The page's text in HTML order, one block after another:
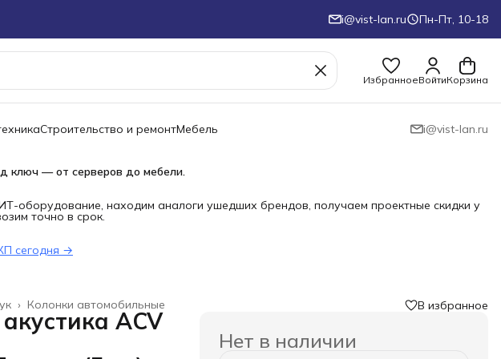
i@vist-lan.ru Пн-Пт, 10-18
ИзбранноеВойтиКорзина
Строительство и ремонтМебель i@vist-lan.ru
ключ — от серверов до мебели.
оборудование, находим аналоги ушедших брендов, получаем проектные скидки у
точно в срок.
сегодня →
Колонки автомобильные
›
ACV
В избранное
Нет в наличии